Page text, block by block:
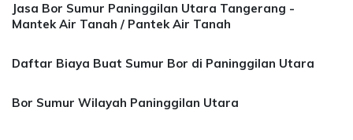
Jasa Bor Sumur Paninggilan Utara Tangerang -
Mantek Air Tanah / Pantek Air Tanah
Daftar Biaya Buat Sumur Bor di Paninggilan Utara
Bor Sumur Wilayah Paninggilan Utara